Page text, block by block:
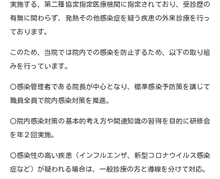
実施する、第二種協定指定医療機関に指定されており、受診歴の
有無に関わらず、発熱その他感染症を疑う疾患の外来診療を行っ
ております。
このため、当院では院内での感染を防止するため、以下の取り組
みを行っています。
〇感染管理者である院長が中心となり、標準感染予防策を講じて
職員全員で院内感染対策を推進。
〇院内感染対策の基本的考え方や関連知識の習得を目的に研修会
を年２回実施。
〇感染性の高い疾患（インフルエンザ、新型コロナウイルス感染
症など）が疑われる場合は、一般診療の方と導線を分けて対応。